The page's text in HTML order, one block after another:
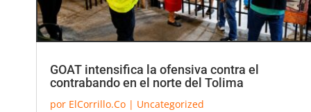
GOAT intensifica la ofensiva contra el
contrabando en el norte del Tolima
por ElCorrillo.Co | Uncategorized